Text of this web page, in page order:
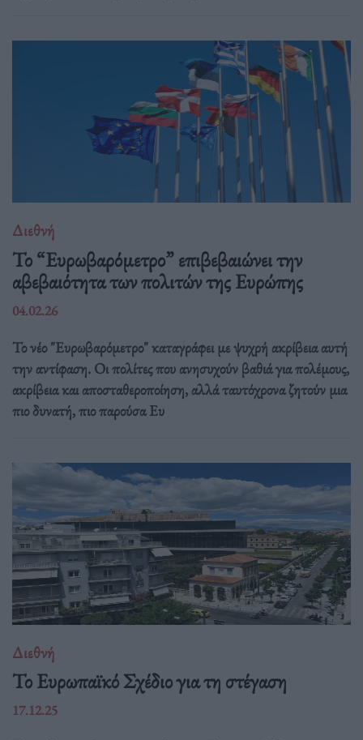
Διεθνή
Το “Ευρωβαρόμετρο” επιβεβαιώνει την
αβεβαιότητα των πολιτών της Ευρώπης
04.02.26
Το νέο "Ευρωβαρόμετρο" καταγράφει με ψυχρή ακρίβεια αυτή
την αντίφαση. Oι πολίτες που ανησυχούν βαθιά για πολέμους,
ακρίβεια και αποσταθεροποίηση, αλλά ταυτόχρονα ζητούν μια
πιο δυνατή, πιο παρούσα Ευ
Διεθνή
Το Ευρωπαϊκό Σχέδιο για τη στέγαση
17.12.25